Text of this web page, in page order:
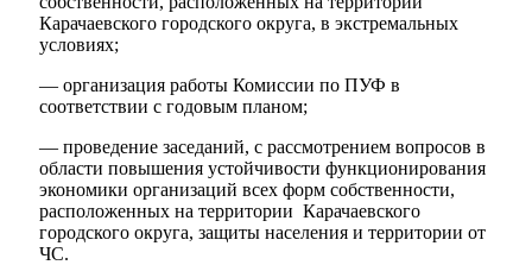
Карачаевского городского округа, в экстремальных
условиях;
— организация работы Комиссии по ПУФ в
соответствии с годовым планом;
— проведение заседаний, с рассмотрением вопросов в
области повышения устойчивости функционирования
экономики организаций всех форм собственности,
расположенных на территории Карачаевского
городского округа, защиты населения и территории от
ЧС.
Экономика